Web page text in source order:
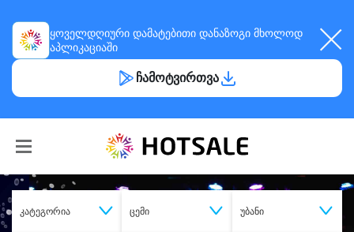
ყოველდღიური დამატებითი დანაზოგი მხოლოდ
აპლიკაციაში
ჩამოტვირთვა
კატეგორია ცემი უბანი